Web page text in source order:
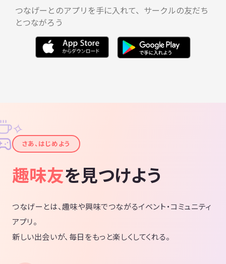
つなげーとのアプリを手に入れて、サークルの友だち
とつながろう
✦
✧
さあ、はじめよう
趣味友を見つけよう
つなげーとは、趣味や興味でつながるイベント・コミュニティ
アプリ。
新しい出会いが、毎日をもっと楽しくしてくれる。